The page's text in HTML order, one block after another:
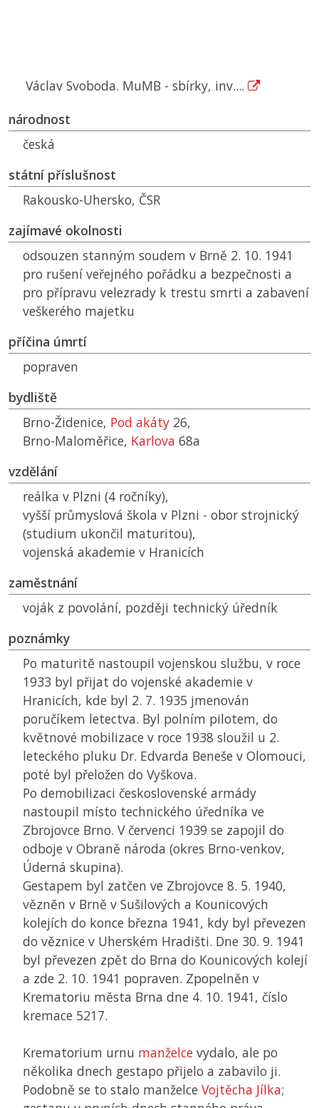
Václav Svoboda. MuMB - sbírky, inv....
národnost
česká
státní příslušnost
Rakousko-Uhersko, ČSR
zajímavé okolnosti
odsouzen stanným soudem v Brně 2. 10. 1941
pro rušení veřejného pořádku a bezpečnosti a
pro přípravu velezrady k trestu smrti a zabavení
veškerého majetku
příčina úmrtí
popraven
bydliště
Brno-Židenice, Pod akáty 26,
Brno-Maloměřice, Karlova 68a
vzdělání
reálka v Plzni (4 ročníky),
vyšší průmyslová škola v Plzni - obor strojnický
(studium ukončil maturitou),
vojenská akademie v Hranicích
zaměstnání
voják z povolání, později technický úředník
poznámky
Po maturitě nastoupil vojenskou službu, v roce
1933 byl přijat do vojenské akademie v
Hranicích, kde byl 2. 7. 1935 jmenován
poručíkem letectva. Byl polním pilotem, do
květnové mobilizace v roce 1938 sloužil u 2.
leteckého pluku Dr. Edvarda Beneše v Olomouci,
poté byl přeložen do Vyškova.
Po demobilizaci československé armády
nastoupil místo technického úředníka ve
Zbrojovce Brno. V červenci 1939 se zapojil do
odboje v Obraně národa (okres Brno-venkov,
Úderná skupina).
Gestapem byl zatčen ve Zbrojovce 8. 5. 1940,
vězněn v Brně v Sušilových a Kounicových
kolejích do konce března 1941, kdy byl převezen
do věznice v Uherském Hradišti. Dne 30. 9. 1941
byl převezen zpět do Brna do Kounicových kolejí
a zde 2. 10. 1941 popraven. Zpopelněn v
Krematoriu města Brna dne 4. 10. 1941, číslo
kremace 5217.
Krematorium urnu manželce vydalo, ale po
několika dnech gestapo přijelo a zabavilo ji.
Podobně se to stalo manželce Vojtěcha Jílka;